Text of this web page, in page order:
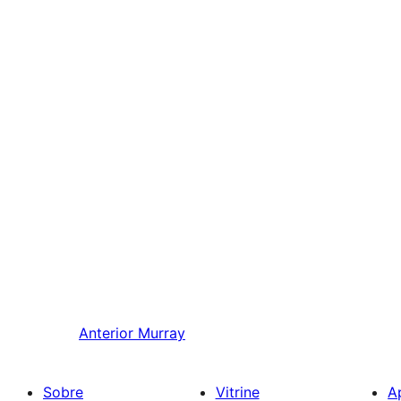
Anterior Murray
Sobre Vitrine